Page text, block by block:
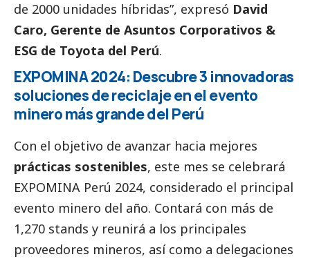
de 2000 unidades híbridas”, expresó David
Caro, Gerente de Asuntos Corporativos &
ESG de Toyota del Perú.
EXPOMINA 2024: Descubre 3 innovadoras
soluciones de reciclaje en el evento
minero más grande del Perú
Con el objetivo de avanzar hacia mejores
prácticas sostenibles, este mes se celebrará
EXPOMINA Perú 2024, considerado el principal
evento minero del año. Contará con más de
1,270 stands y reunirá a los principales
proveedores mineros, así como a delegaciones